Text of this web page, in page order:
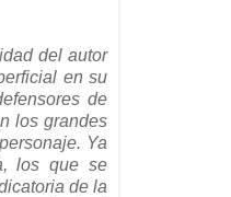
del autor
en su
de
los grandes
Ya
los que se
de la